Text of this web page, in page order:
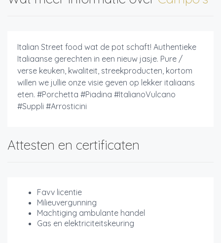
Italian Street food wat de pot schaft! Authentieke
Italiaanse gerechten in een nieuw jasje. Pure /
verse keuken, kwaliteit, streekproducten, kortom
willen we jullie onze visie geven op lekker italiaans
eten. #Porchetta #Piadina #ItalianoVulcano
#Suppli #Arrosticini
Attesten en certificaten
Favv licentie
Milieuvergunning
Machtiging ambulante handel
Gas en elektriciteitskeuring